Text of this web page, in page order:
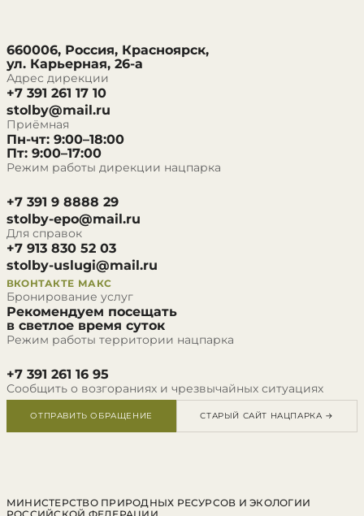
660006, Россия, Красноярск,
ул. Карьерная, 26-а
Адрес дирекции
+7 391 261 17 10
stolby@mail.ru
Приёмная
Пн-чт: 9:00–18:00
Пт: 9:00–17:00
Режим работы дирекции нацпарка
+7 391 9 8888 29
stolby-epo@mail.ru
Для справок
+7 913 830 52 03
stolby-uslugi@mail.ru
ВКОНТАКТЕ МАКС
Бронирование услуг
Рекомендуем посещать
в светлое время суток
Режим работы территории нацпарка
+7 391 261 16 95
Сообщить о возгораниях и чрезвычайных ситуациях
ОТПРАВИТЬ ОБРАЩЕНИЕ СТАРЫЙ САЙТ НАЦПАРКА →
МИНИСТЕРСТВО ПРИРОДНЫХ РЕСУРСОВ И ЭКОЛОГИИ